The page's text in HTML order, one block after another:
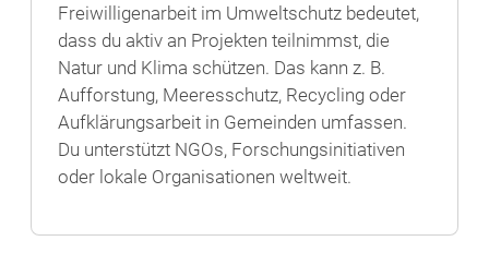
Freiwilligenarbeit im Umweltschutz bedeutet,
dass du aktiv an Projekten teilnimmst, die
Natur und Klima schützen. Das kann z. B.
Aufforstung, Meeresschutz, Recycling oder
Aufklärungsarbeit in Gemeinden umfassen.
Du unterstützt NGOs, Forschungsinitiativen
oder lokale Organisationen weltweit.